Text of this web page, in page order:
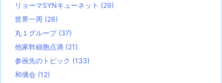
リョーマSYNキューネット (29)
世界一周 (28)
丸１グループ (37)
他家幹細胞点滴 (21)
参画先のトピック (133)
和僑会 (12)